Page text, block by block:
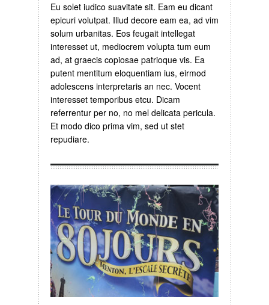
Eu solet iudico suavitate sit. Eam eu dicant
epicuri volutpat. Illud decore eam ea, ad vim
solum urbanitas. Eos feugait intellegat
interesset ut, mediocrem volupta tum eum
ad, at graecis copiosae patrioque vis. Ea
putent mentitum eloquentiam ius, eirmod
adolescens interpretaris an nec. Vocent
interesset temporibus etcu. Dicam
referrentur per no, no mel delicata pericula.
Et modo dico prima vim, sed ut stet
repudiare.